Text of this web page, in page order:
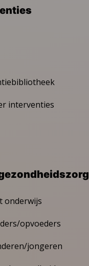
interventies
onderwijs
opvoeders
jongeren